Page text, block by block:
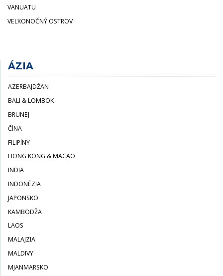
VYHĽADÁVANIE:
VANUATU
VEĽKONOČNÝ OSTROV
ÁZIA
AZERBAJDŽAN
BALI & LOMBOK
BRUNEJ
ČÍNA
FILIPÍNY
HONG KONG & MACAO
INDIA
INDONÉZIA
JAPONSKO
KAMBODŽA
LAOS
MALAJZIA
MALDIVY
MJANMARSKO